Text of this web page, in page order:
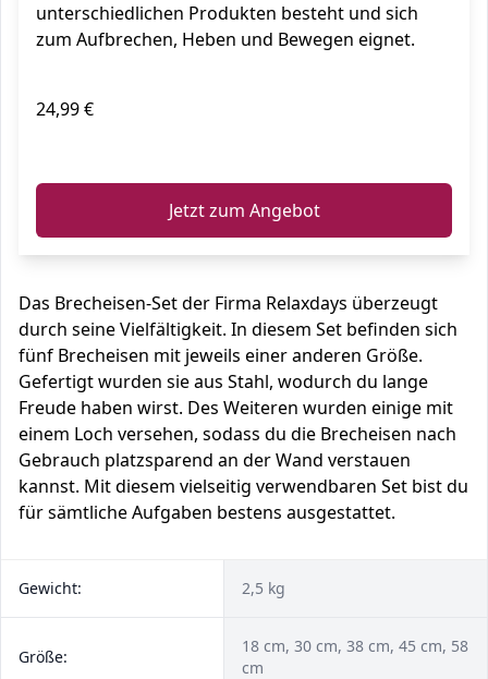
unterschiedlichen Produkten besteht und sich
zum Aufbrechen, Heben und Bewegen eignet.
24,99 €
Jetzt zum Angebot
Das Brecheisen-Set der Firma Relaxdays überzeugt
durch seine Vielfältigkeit. In diesem Set befinden sich
fünf Brecheisen mit jeweils einer anderen Größe.
Gefertigt wurden sie aus Stahl, wodurch du lange
Freude haben wirst. Des Weiteren wurden einige mit
einem Loch versehen, sodass du die Brecheisen nach
Gebrauch platzsparend an der Wand verstauen
kannst. Mit diesem vielseitig verwendbaren Set bist du
für sämtliche Aufgaben bestens ausgestattet.
Gewicht: 2,5 kg
Größe:
18 cm, 30 cm, 38 cm, 45 cm, 58
cm